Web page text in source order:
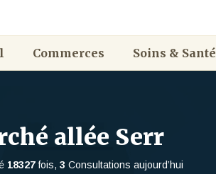
Commerces Soins & Santé
allée Serr
18327fois, 3 Consultations aujourd’hui